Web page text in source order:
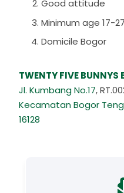
Good attitude
Minimum age 17-
Domicile Bogor
TWENTY FIVE BUNNYS
Jl. Kumbang No.17,
Kecamatan Bogor
16128